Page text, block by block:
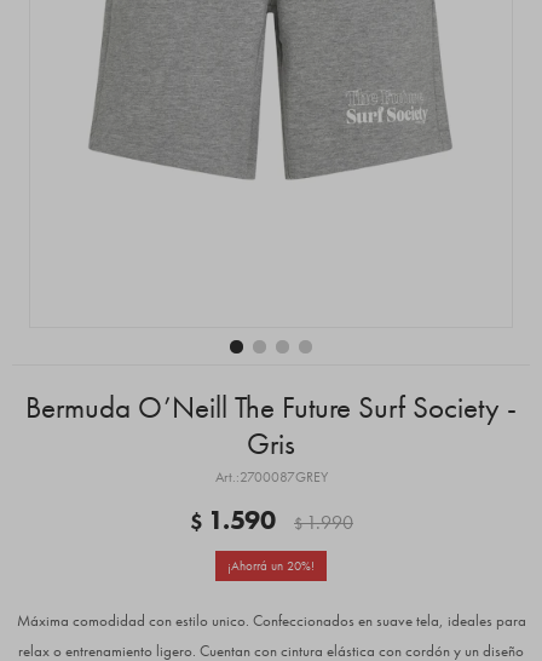
Bermuda O’Neill The Future Surf Society -
Gris
2700087GREY
$ 1.590 $1.990
20
Máxima comodidad con estilo unico. Confeccionados en suave tela, ideales para
relax o entrenamiento ligero. Cuentan con cintura elástica con cordón y un diseño